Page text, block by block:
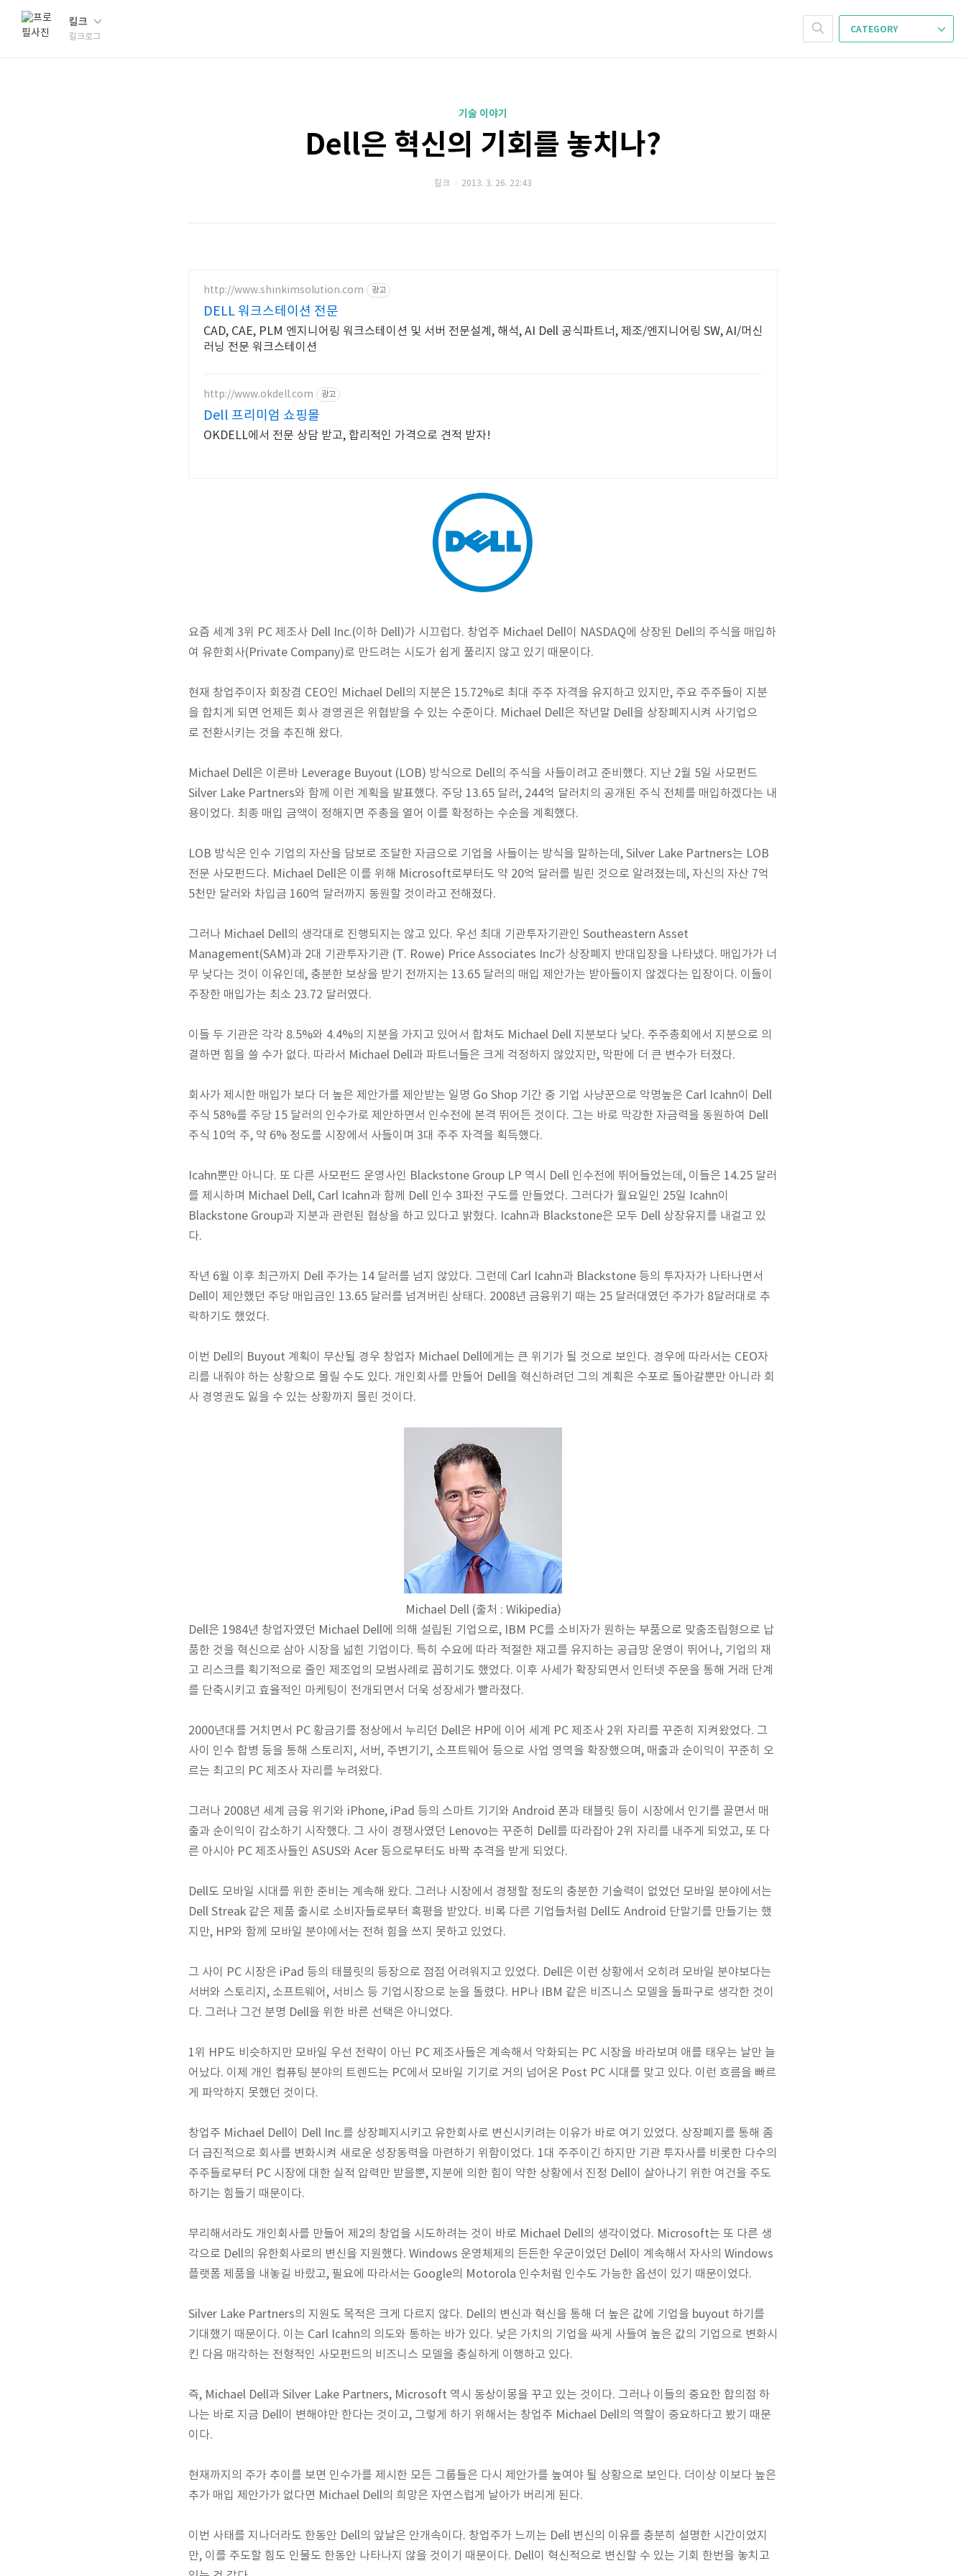
킬크
킬크로그
CATEGORY
기술 이야기
Dell은 혁신의 기회를 놓치나?
킬크 2013. 3. 26. 22:43
http://www.shinkimsolution.com 광고
DELL 워크스테이션 전문
CAD, CAE, PLM 엔지니어링 워크스테이션 및 서버 전문설계, 해석, AI Dell 공식파트너, 제조/엔지니어링 SW, AI/머신
러닝 전문 워크스테이션
http://www.okdell.com 광고
Dell 프리미엄 쇼핑몰
OKDELL에서 전문 상담 받고, 합리적인 가격으로 견적 받자!
요즘 세계 3위 PC 제조사 Dell Inc.(이하 Dell)가 시끄럽다. 창업주 Michael Dell이 NASDAQ에 상장된 Dell의 주식을 매입하
여 유한회사(Private Company)로 만드려는 시도가 쉽게 풀리지 않고 있기 때문이다.
현재 창업주이자 회장겸 CEO인 Michael Dell의 지분은 15.72%로 최대 주주 자격을 유지하고 있지만, 주요 주주들이 지분
을 합치게 되면 언제든 회사 경영권은 위협받을 수 있는 수준이다. Michael Dell은 작년말 Dell을 상장폐지시켜 사기업으
로 전환시키는 것을 추진해 왔다.
Michael Dell은 이른바 Leverage Buyout (LOB) 방식으로 Dell의 주식을 사들이려고 준비했다. 지난 2월 5일 사모펀드
Silver Lake Partners와 함께 이런 계획을 발표했다. 주당 13.65 달러, 244억 달러치의 공개된 주식 전체를 매입하겠다는 내
용이었다. 최종 매입 금액이 정해지면 주총을 열어 이를 확정하는 수순을 계획했다.
LOB 방식은 인수 기업의 자산을 담보로 조달한 자금으로 기업을 사들이는 방식을 말하는데, Silver Lake Partners는 LOB
전문 사모펀드다. Michael Dell은 이를 위해 Microsoft로부터도 약 20억 달러를 빌린 것으로 알려졌는데, 자신의 자산 7억
5천만 달러와 차입금 160억 달러까지 동원할 것이라고 전해졌다.
그러나 Michael Dell의 생각대로 진행되지는 않고 있다. 우선 최대 기관투자기관인 Southeastern Asset
Management(SAM)과 2대 기관투자기관 (T. Rowe) Price Associates Inc가 상장폐지 반대입장을 나타냈다. 매입가가 너
무 낮다는 것이 이유인데, 충분한 보상을 받기 전까지는 13.65 달러의 매입 제안가는 받아들이지 않겠다는 입장이다. 이들이
주장한 매입가는 최소 23.72 달러였다.
이들 두 기관은 각각 8.5%와 4.4%의 지분을 가지고 있어서 합쳐도 Michael Dell 지분보다 낮다. 주주총회에서 지분으로 의
결하면 힘을 쓸 수가 없다. 따라서 Michael Dell과 파트너들은 크게 걱정하지 않았지만, 막판에 더 큰 변수가 터졌다.
회사가 제시한 매입가 보다 더 높은 제안가를 제안받는 일명 Go Shop 기간 중 기업 사냥꾼으로 악명높은 Carl Icahn이 Dell
주식 58%를 주당 15 달러의 인수가로 제안하면서 인수전에 본격 뛰어든 것이다. 그는 바로 막강한 자금력을 동원하여 Dell
주식 10억 주, 약 6% 정도를 시장에서 사들이며 3대 주주 자격을 획득했다.
Icahn뿐만 아니다. 또 다른 사모펀드 운영사인 Blackstone Group LP 역시 Dell 인수전에 뛰어들었는데, 이들은 14.25 달러
를 제시하며 Michael Dell, Carl Icahn과 함께 Dell 인수 3파전 구도를 만들었다. 그러다가 월요일인 25일 Icahn이
Blackstone Group과 지분과 관련된 협상을 하고 있다고 밝혔다. Icahn과 Blackstone은 모두 Dell 상장유지를 내걸고 있
다.
작년 6월 이후 최근까지 Dell 주가는 14 달러를 넘지 않았다. 그런데 Carl Icahn과 Blackstone 등의 투자자가 나타나면서
Dell이 제안했던 주당 매입금인 13.65 달러를 넘겨버린 상태다. 2008년 금융위기 때는 25 달러대였던 주가가 8달러대로 추
락하기도 했었다.
이번 Dell의 Buyout 계획이 무산될 경우 창업자 Michael Dell에게는 큰 위기가 될 것으로 보인다. 경우에 따라서는 CEO자
리를 내줘야 하는 상황으로 몰릴 수도 있다. 개인회사를 만들어 Dell을 혁신하려던 그의 계획은 수포로 돌아갈뿐만 아니라 회
사 경영권도 잃을 수 있는 상황까지 몰린 것이다.
Michael Dell (출처 : Wikipedia)
Dell은 1984년 창업자였던 Michael Dell에 의해 설립된 기업으로, IBM PC를 소비자가 원하는 부품으로 맞춤조립형으로 납
품한 것을 혁신으로 삼아 시장을 넓힌 기업이다. 특히 수요에 따라 적절한 재고를 유지하는 공급망 운영이 뛰어나, 기업의 재
고 리스크를 획기적으로 줄인 제조업의 모범사례로 꼽히기도 했었다. 이후 사세가 확장되면서 인터넷 주문을 통해 거래 단계
를 단축시키고 효율적인 마케팅이 전개되면서 더욱 성장세가 빨라졌다.
2000년대를 거치면서 PC 황금기를 정상에서 누리던 Dell은 HP에 이어 세계 PC 제조사 2위 자리를 꾸준히 지켜왔었다. 그
사이 인수 합병 등을 통해 스토리지, 서버, 주변기기, 소프트웨어 등으로 사업 영역을 확장했으며, 매출과 순이익이 꾸준히 오
르는 최고의 PC 제조사 자리를 누려왔다.
그러나 2008년 세계 금융 위기와 iPhone, iPad 등의 스마트 기기와 Android 폰과 태블릿 등이 시장에서 인기를 끌면서 매
출과 순이익이 감소하기 시작했다. 그 사이 경쟁사였던 Lenovo는 꾸준히 Dell를 따라잡아 2위 자리를 내주게 되었고, 또 다
른 아시아 PC 제조사들인 ASUS와 Acer 등으로부터도 바짝 추격을 받게 되었다.
Dell도 모바일 시대를 위한 준비는 계속해 왔다. 그러나 시장에서 경쟁할 정도의 충분한 기술력이 없었던 모바일 분야에서는
Dell Streak 같은 제품 출시로 소비자들로부터 혹평을 받았다. 비록 다른 기업들처럼 Dell도 Android 단말기를 만들기는 했
지만, HP와 함께 모바일 분야에서는 전혀 힘을 쓰지 못하고 있었다.
그 사이 PC 시장은 iPad 등의 태블릿의 등장으로 점점 어려워지고 있었다. Dell은 이런 상황에서 오히려 모바일 분야보다는
서버와 스토리지, 소프트웨어, 서비스 등 기업시장으로 눈을 돌렸다. HP나 IBM 같은 비즈니스 모델을 돌파구로 생각한 것이
다. 그러나 그건 분명 Dell을 위한 바른 선택은 아니었다.
1위 HP도 비슷하지만 모바일 우선 전략이 아닌 PC 제조사들은 계속해서 악화되는 PC 시장을 바라보며 애를 태우는 날만 늘
어났다. 이제 개인 컴퓨팅 분야의 트렌드는 PC에서 모바일 기기로 거의 넘어온 Post PC 시대를 맞고 있다. 이런 흐름을 빠르
게 파악하지 못했던 것이다.
창업주 Michael Dell이 Dell Inc.를 상장폐지시키고 유한회사로 변신시키려는 이유가 바로 여기 있었다. 상장폐지를 통해 좀
더 급진적으로 회사를 변화시켜 새로운 성장동력을 마련하기 위함이었다. 1대 주주이긴 하지만 기관 투자사를 비롯한 다수의
주주들로부터 PC 시장에 대한 실적 압력만 받을뿐, 지분에 의한 힘이 약한 상황에서 진정 Dell이 살아나기 위한 여건을 주도
하기는 힘들기 때문이다.
무리해서라도 개인회사를 만들어 제2의 창업을 시도하려는 것이 바로 Michael Dell의 생각이었다. Microsoft는 또 다른 생
각으로 Dell의 유한회사로의 변신을 지원했다. Windows 운영체제의 든든한 우군이었던 Dell이 계속해서 자사의 Windows
플랫폼 제품을 내놓길 바랐고, 필요에 따라서는 Google의 Motorola 인수처럼 인수도 가능한 옵션이 있기 때문이었다.
Silver Lake Partners의 지원도 목적은 크게 다르지 않다. Dell의 변신과 혁신을 통해 더 높은 값에 기업을 buyout 하기를
기대했기 때문이다. 이는 Carl Icahn의 의도와 통하는 바가 있다. 낮은 가치의 기업을 싸게 사들여 높은 값의 기업으로 변화시
킨 다음 매각하는 전형적인 사모펀드의 비즈니스 모델을 충실하게 이행하고 있다.
즉, Michael Dell과 Silver Lake Partners, Microsoft 역시 동상이몽을 꾸고 있는 것이다. 그러나 이들의 중요한 합의점 하
나는 바로 지금 Dell이 변해야만 한다는 것이고, 그렇게 하기 위해서는 창업주 Michael Dell의 역할이 중요하다고 봤기 때문
이다.
현재까지의 주가 추이를 보면 인수가를 제시한 모든 그룹들은 다시 제안가를 높여야 될 상황으로 보인다. 더이상 이보다 높은
추가 매입 제안가가 없다면 Michael Dell의 희망은 자연스럽게 날아가 버리게 된다.
이번 사태를 지나더라도 한동안 Dell의 앞날은 안개속이다. 창업주가 느끼는 Dell 변신의 이유를 충분히 설명한 시간이었지
만, 이를 주도할 힘도 인물도 한동안 나타나지 않을 것이기 때문이다. Dell이 혁신적으로 변신할 수 있는 기회 한번을 놓치고